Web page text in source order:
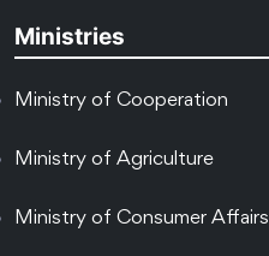
Ministries
Ministry of Cooperation
Ministry of Agriculture
Ministry of Consumer Affairs